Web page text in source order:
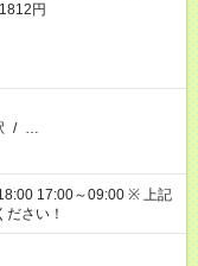
円
/ …
17:00～09:00 ※ 上記
さい！